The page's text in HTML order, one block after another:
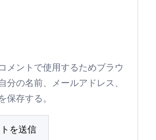
メントで使用するためブラウ
分の名前、メールアドレス、
保存する。